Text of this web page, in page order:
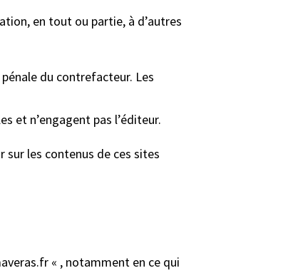
en tout ou partie, à d’autres
du contrefacteur. Les
et n’engagent pas l’éditeur.
sur les contenus de ces sites
« , notamment en ce qui